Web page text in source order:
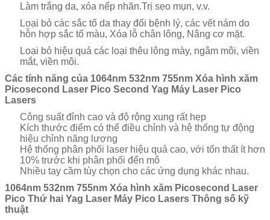
Làm trắng da, xóa nếp nhăn.Trị sẹo mụn, v.v.
Loại bỏ các sắc tố da thay đổi bệnh lý, các vết nám do
hỗn hợp sắc tố màu, Xóa lỗ chân lông, Nâng cơ mặt.
Loại bỏ hiệu quả các loại thêu lông mày, ngâm môi, viền
mắt, viền môi.
Các tính năng của 1064nm 532nm 755nm Xóa hình xăm
Picosecond Laser Pico Second Yag Máy Laser Pico
Lasers
Công suất đỉnh cao và độ rộng xung rất hẹp
Kích thước điểm có thể điều chỉnh và hệ thống tự động
hiệu chỉnh năng lượng
Hệ thống phân phối laser hiệu quả cao, với tổn thất ít hơn
10% trước khi phân phối đến mô
Nhiều tay cầm tùy chọn cho các ứng dụng khác nhau.
1064nm 532nm 755nm Xóa hình xăm Picosecond Laser
Pico Thứ hai Yag Laser Máy Pico Lasers Thông số kỹ
thuật